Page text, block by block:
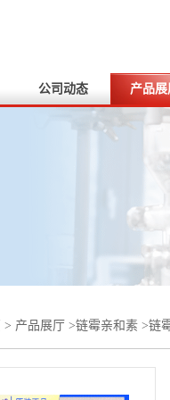
公司动态 产品展
> 产品展厅 >链霉亲和素 >链